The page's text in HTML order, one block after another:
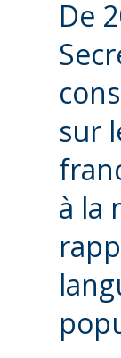
De
sur
à la